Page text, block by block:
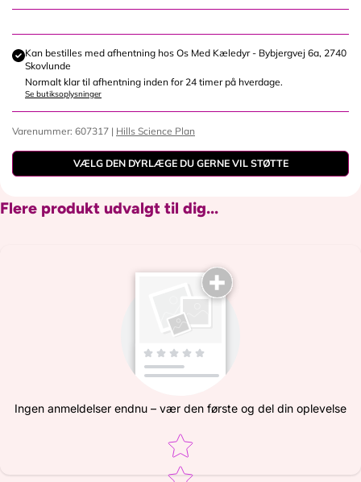
Kan bestilles med afhentning hos Os Med Kæledyr - Bybjergvej 6a, 2740
Skovlunde
Normalt klar til afhentning inden for 24 timer på hverdage.
Se butiksoplysninger
Varenummer: 607317 | Hills Science Plan
VÆLG DEN DYRLÆGE DU GERNE VIL STØTTE
Flere produkt udvalgt til dig...
Ingen anmeldelser endnu – vær den første og del din oplevelse
Star rating